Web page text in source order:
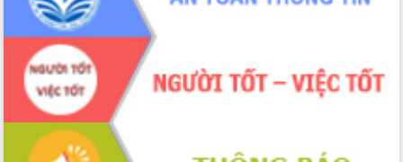
Đắk Lắk rà soát, điều chỉnh Đề án 190
về phát triển nuôi trồng thủy sản
Phó Chủ tịch UBND tỉnh Đắk Lắk
Trương Công Thái kiểm tra thực địa
Dự án cao tốc Khánh Hòa - Buôn Ma
Thuột
Định vị cà phê Việt Nam như một “di
sản sống” trong dòng chảy toàn cầu